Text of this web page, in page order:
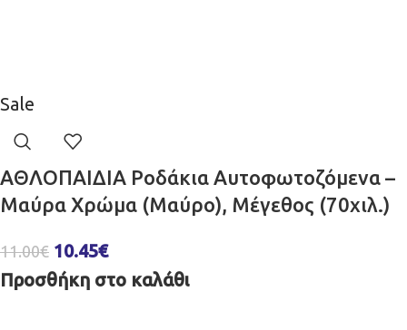
Sale
ΑΘΛΟΠΑΙΔΙΑ Ροδάκια Αυτοφωτοζόμενα –
Μαύρα Χρώμα (Μαύρο), Μέγεθος (70χιλ.)
11.00€ 10.45€
Προσθήκη στο καλάθι